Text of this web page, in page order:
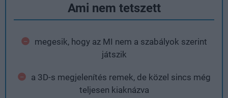
Ami nem tetszett
megesik, hogy az MI nem a szabályok szerint
játszik
a 3D-s megjelenítés remek, de közel sincs még
teljesen kiaknázva